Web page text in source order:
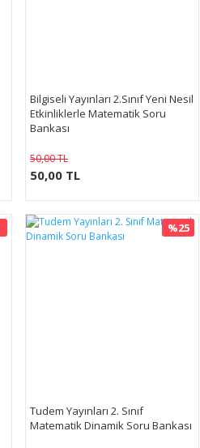
Bilgiseli Yayınları 2.Sınıf Yeni Nesil
Etkinliklerle Matematik Soru
Bankası
50,00 TL
50,00 TL
%25
Tudem Yayınları 2. Sınıf
Matematik Dinamik Soru Bankası